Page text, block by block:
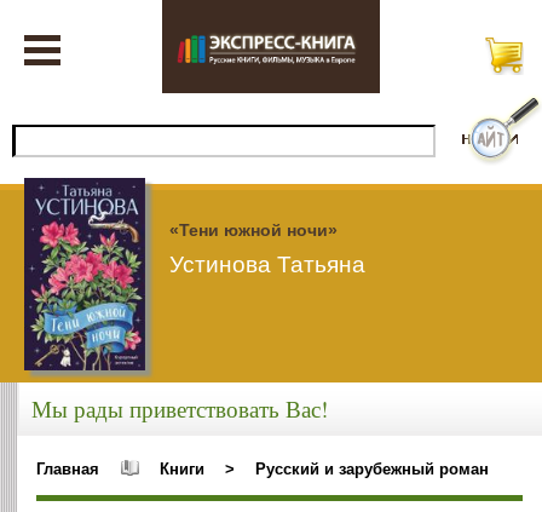
«Тени южной ночи»
Устинова Татьяна
Мы рады приветствовать Вас!
Главная Книги > Русский и зарубежный роман